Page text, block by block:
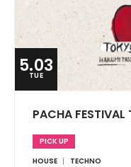
5.03
TUE
PACHA
PICK UP
HOUSE
TECHNO